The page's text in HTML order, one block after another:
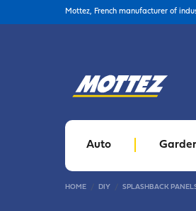
Mottez, French manufacturer of
Auto
HOME DIY SPLASHBACK